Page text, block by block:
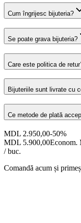
Cum îngrijesc bijuteria?
Se poate grava bijuteria?
Care este politica de
Bijuteriile sunt livrate cu
Ce metode de plată
MDL 2.950,00-50%
MDL 5.900,00Econom.
/ buc.
Comandă acum și